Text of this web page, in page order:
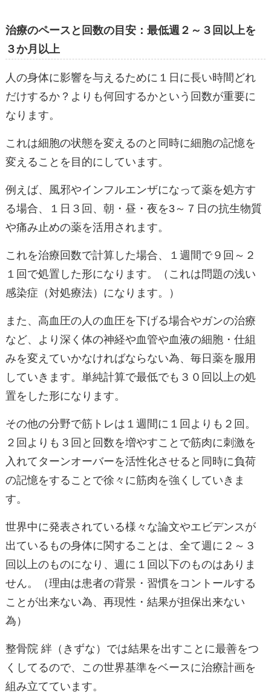
治療のペースと回数の目安：最低週２～３回以上を
３か月以上
人の身体に影響を与えるために１日に長い時間どれ
だけするか？よりも何回するかという回数が重要に
なります。
これは細胞の状態を変えるのと同時に細胞の記憶を
変えることを目的にしています。
例えば、風邪やインフルエンザになって薬を処方す
る場合、１日３回、朝・昼・夜を3～７日の抗生物質
や痛み止めの薬を活用されます。
これを治療回数で計算した場合、１週間で９回～２
１回で処置した形になります。（これは問題の浅い
感染症（対処療法）になります。）
また、高血圧の人の血圧を下げる場合やガンの治療
など、より深く体の神経や血管や血液の細胞・仕組
みを変えていかなければならない為、毎日薬を服用
していきます。単純計算で最低でも３０回以上の処
置をした形になります。
その他の分野で筋トレは１週間に１回よりも２回。
２回よりも３回と回数を増やすことで筋肉に刺激を
入れてターンオーバーを活性化させると同時に負荷
の記憶をすることで徐々に筋肉を強くしていきま
す。
世界中に発表されている様々な論文やエビデンスが
出ているもの身体に関することは、全て週に２～３
回以上のものになり、週に１回以下のものはありま
せん。（理由は患者の背景・習慣をコントールする
ことが出来ない為、再現性・結果が担保出来ない
為）
整骨院 絆（きずな）では結果を出すことに最善をつ
くしてるので、この世界基準をベースに治療計画を
組み立てています。